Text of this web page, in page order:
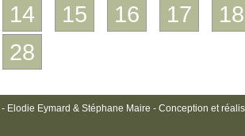
14 15 16 17
18
28
Elodie Eymard & Stéphane Maire - Conception et